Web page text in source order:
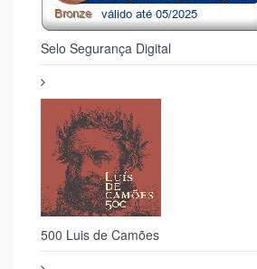
Selo Segurança Digital
500 Luis de Camões